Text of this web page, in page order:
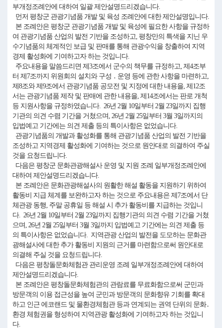
부개정조례안에 대하여 일괄 제안설명드리겠습니다.
먼저 평창군 관광기념품 개발 및 육성 조례안에 대한 제안설명입니다.
본 조례안은 평창군 관광기념품 개발 및 육성에 필요한 사항을 규정하
여 관광기념품 산업의 발전 기반을 조성하고, 평창만의 특색을 지닌 우
수기념품의 체계적인 보급 및 판매를 통해 관광수익을 창출하여 지역
경제 활성화에 기여하고자 하는 것입니다.
주요내용을 말씀드리면 제3조에서 군수의 책무를 규정하고, 제4조부
터 제7조까지 위원회의 설치와 구성 ․ 운영 등에 관한 사항을 마련하고,
제8조와 제9조에서 관광기념품 공모전 및 지정에 대한 내용을, 제12조
서는 관광기념품 제작 및 판매에 관한 내용을, 제14조에서는 판로 개척
등 지원사항을 규정하였습니다. 26년 2월 10일부터 2월 23일까지 집행
기관의 의견 수렴 기간을 거쳤으며, 26년 2월 25일부터 3월 3일까지의
입법예고 기간에는 의견 제출 등의 특이사항은 없었습니다.
관광기념품의 개발과 활성화를 통해 관광기념품 산업의 발전 기반을
조성하고 지역경제 활성화에 기여하는 것으로 원안대로 의결하여 주실
것을 요청드립니다.
다음은 평창군 문화관광해설사 운영 및 지원 조례 일부개정조례안에
대하여 제안설명드리겠습니다.
본 조례안은 문화관광해설사의 원활한 해설 활동을 지원하기 위하여
활동비 지급 체계를 보완하고자 하는 것으로 주요내용은 제7조에서 단
체관광 동행, 주말 공휴일 등 해설 시 추가 활동비를 지급하는 것입니
다. 26년 2월 10일부터 2월 23일까지 집행기관의 의견 수렴 기간을 거쳤
으며, 26년 2월 25일부터 3월 3일까지 입법예고 기간에는 의견 제출 등
의 특이사항은 없었습니다. 지역관광 산업의 발전을 도모하는 문화관
광해설사에 대한 추가 활동비 지원의 근거를 마련함으로써 원안대로
의결해 주실 것을 요청드립니다.
다음은 평창돌문화체험관 관리운영 조례 일부개정조례안에 대하여
제안설명드리겠습니다.
본 조례안은 평창돌문화체험관의 관람료를 무료화함으로써 군민과
방문객의 이용 접근성을 높여 군민과 방문객의 문화향유 기회를 확대
하고 인근 에코랜드 및 물환경체험관 등과 연계되는 권역 단위의 문화․
환경 체험권을 형성하여 지역관광 활성화에 기여하고자 하는 것입니
다.